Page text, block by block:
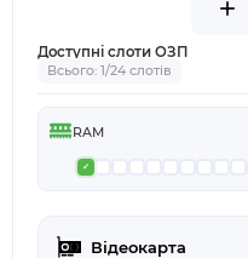
Доступні слоти ОЗП
Всього: 1/24 слотів
RAM
Відеокарта